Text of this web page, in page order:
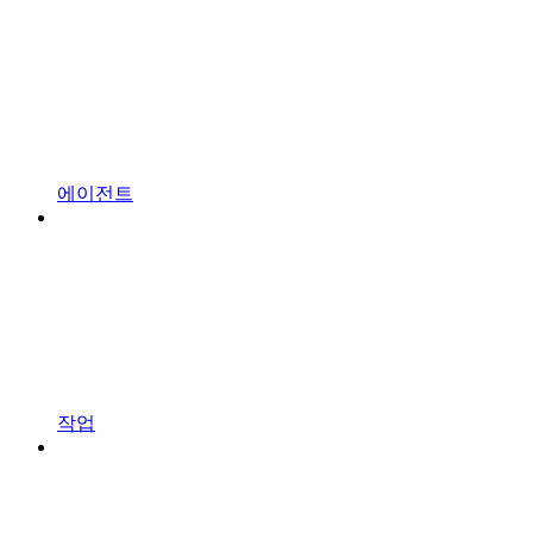
에이전트
작업